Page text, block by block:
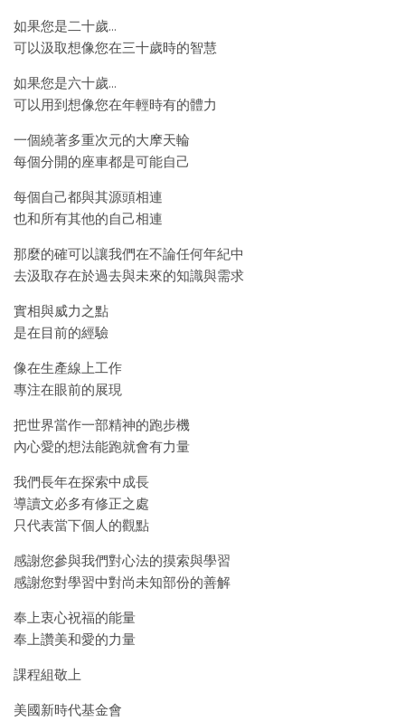
如果您是二十歲…
可以汲取想像您在三十歲時的智慧
如果您是六十歲…
可以用到想像您在年輕時有的體力
一個繞著多重次元的大摩天輪
每個分開的座車都是可能自己
每個自己都與其源頭相連
也和所有其他的自己相連
那麼的確可以讓我們在不論任何年紀中
去汲取存在於過去與未來的知識與需求
實相與威力之點
是在目前的經驗
像在生產線上工作
專注在眼前的展現
把世界當作一部精神的跑步機
內心愛的想法能跑就會有力量
我們長年在探索中成長
導讀文必多有修正之處
只代表當下個人的觀點
感謝您參與我們對心法的摸索與學習
感謝您對學習中對尚未知部份的善解
奉上衷心祝福的能量
奉上讚美和愛的力量
課程組敬上
美國新時代基金會